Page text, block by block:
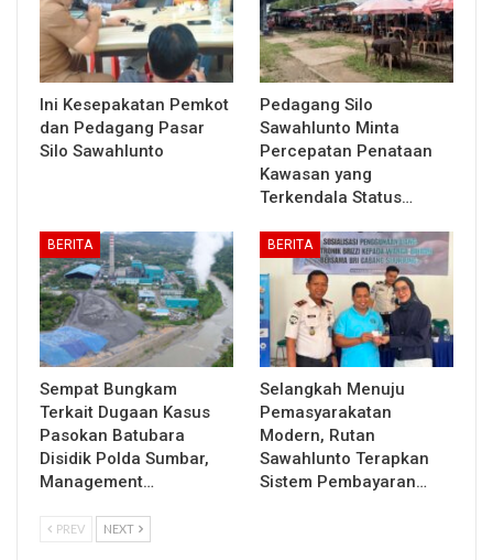
Ini Kesepakatan Pemkot
dan Pedagang Pasar
Silo Sawahlunto
Pedagang Silo
Sawahlunto Minta
Percepatan Penataan
Kawasan yang
Terkendala Status…
BERITA
Sempat Bungkam
Terkait Dugaan Kasus
Pasokan Batubara
Disidik Polda Sumbar,
Management…
BERITA
Selangkah Menuju
Pemasyarakatan
Modern, Rutan
Sawahlunto Terapkan
Sistem Pembayaran…
PREV NEXT